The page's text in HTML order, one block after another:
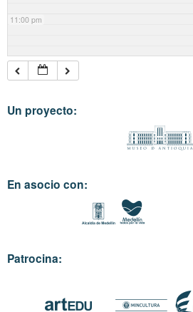
11:00 pm
Un proyecto:
En asocio con:
Patrocina: